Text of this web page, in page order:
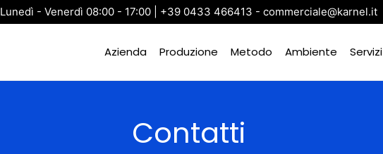
Lunedì - Venerdì 08:00 - 17:00 | +39 0433 466413 - commerciale@karnel.it
Azienda Produzione Metodo Ambiente Servizi
Contatti